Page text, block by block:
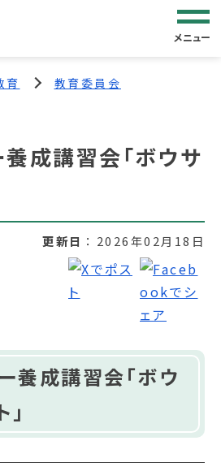
メニュー
育
教育委員会
成講習会「ボウサ
更新日 2026年02月18日
養成講習会「ボウ